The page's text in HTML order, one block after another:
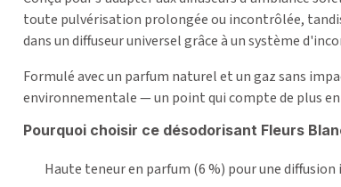
toute pulvérisation prolongée ou incontrôlée,
dans un diffuseur universel grâce à un système
Formulé avec un parfum naturel et un gaz sans
environnementale — un point qui compte de plus
Pourquoi choisir ce désodorisant Fleurs
Haute teneur en parfum (6 %) pour une